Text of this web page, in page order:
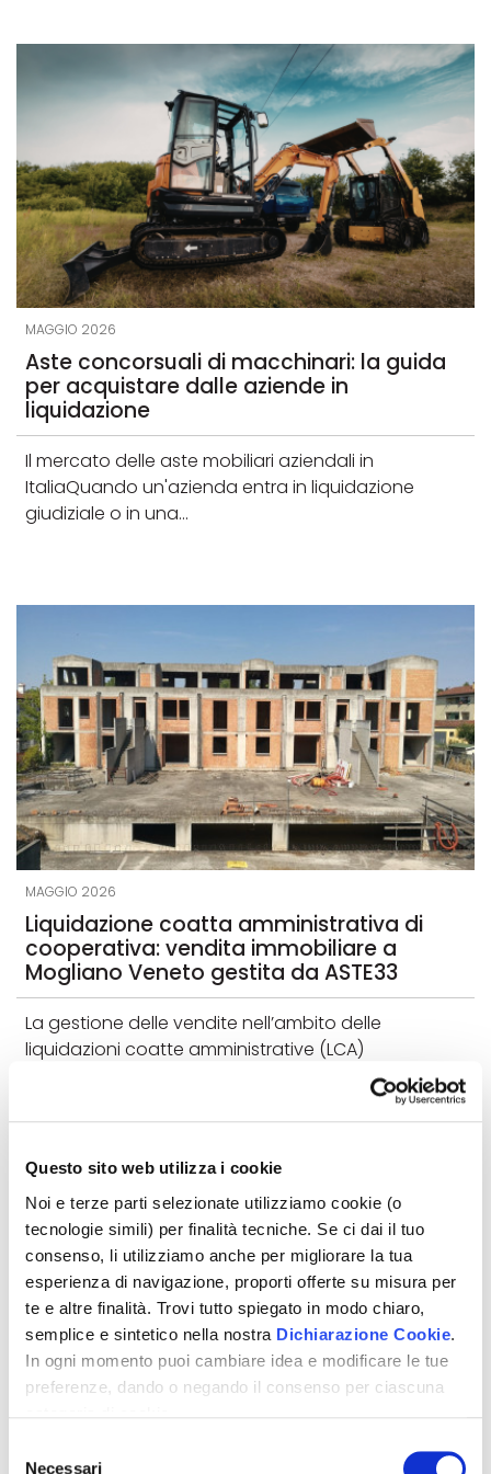
Questo sito web utilizza i cookie
Noi e terze parti selezionate utilizziamo cookie (o
tecnologie simili) per finalità tecniche. Se ci dai il tuo
consenso, li utilizziamo anche per migliorare la tua
esperienza di navigazione, proporti offerte su misura per
te e altre finalità. Trovi tutto spiegato in modo chiaro,
semplice e sintetico nella nostra Dichiarazione Cookie.
In ogni momento puoi cambiare idea e modificare le tue
preferenze, dando o negando il consenso per ciascuna
chiaro, semplice e sintetico, vai a vedere la nostra
Necessari
MAGGIO 2026
Aste concorsuali di macchinari: la guida
per acquistare dalle aziende in
liquidazione
Il mercato delle aste mobiliari aziendali in
ItaliaQuando un'azienda entra in liquidazione
giudiziale o in una...
MAGGIO 2026
Liquidazione coatta amministrativa di
cooperativa: vendita immobiliare a
Mogliano Veneto gestita da ASTE33
La gestione delle vendite nell’ambito delle
liquidazioni coatte amministrative (LCA)